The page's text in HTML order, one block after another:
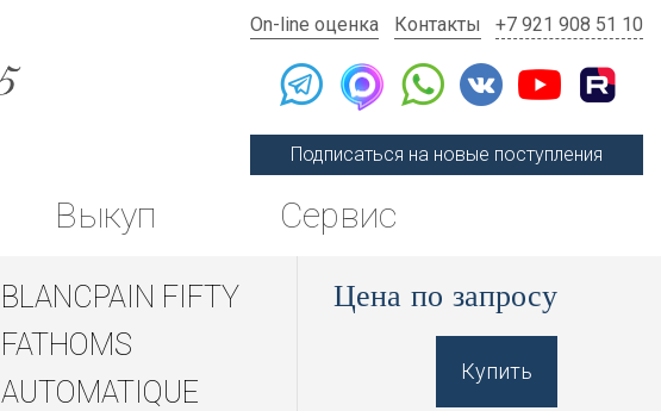
On-line оценка Контакты +7 921 908 51 10
Подписаться на новые поступления
Выкуп Сервис
BLANCPAIN FIFTY
FATHOMS
AUTOMATIQUE
Цена по запросу
Купить